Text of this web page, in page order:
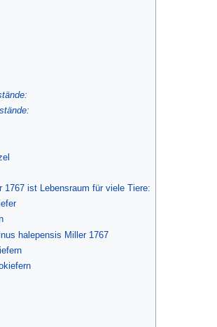
1767 ist Lebensraum für viele Tiere:
halepensis Miller 1767